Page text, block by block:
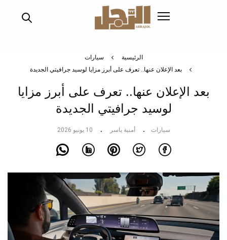
الرئيسية
سيارات
بعد الإعلان عنها.. تعرف على أبرز مزايا لوسيد جرافيتي الجديدة
بعد الإعلان عنها.. تعرف على أبرز مزايا
لوسيد جرافيتي الجديدة
سيارات أمنية ياسر 10 يونيو 2026